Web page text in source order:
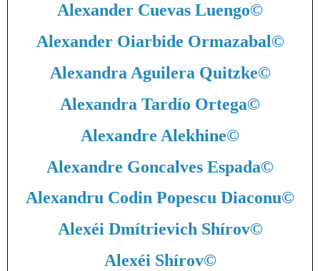
Alexander Cuevas Luengo©
Alexander Oiarbide Ormazabal©
Alexandra Aguilera Quitzke©
Alexandra Tardío Ortega©
Alexandre Alekhine©
Alexandre Goncalves Espada©
Alexandru Codin Popescu Diaconu©
Alexéi Dmítrievich Shírov©
Alexéi Shírov©